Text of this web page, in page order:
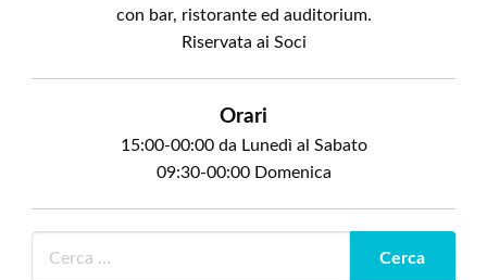
con bar, ristorante ed auditorium.
Riservata ai Soci
Orari
15:00-00:00 da Lunedì al Sabato
09:30-00:00 Domenica